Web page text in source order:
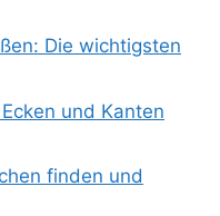
Die wichtigsten
und Kanten
finden und